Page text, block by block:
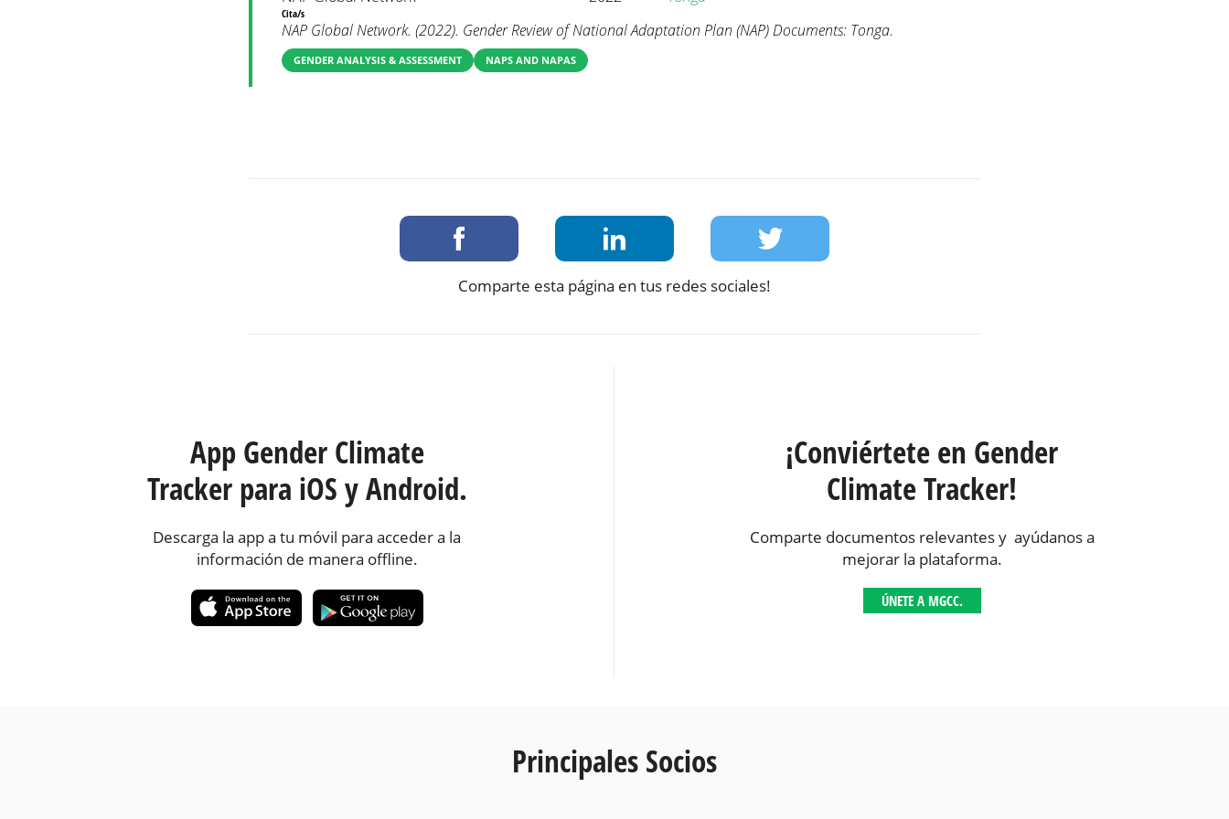
Cita/s
NAP Global Network. (2022). Gender Review of National Adaptation Plan (NAP) Documents: Tonga.
GENDER ANALYSIS & ASSESSMENT NAPS AND NAPAS
Comparte esta página en tus redes sociales!
App Gender Climate
Tracker para iOS y Android.
Descarga la app a tu móvil para acceder a la
información de manera offline.
¡Conviértete en Gender
Climate Tracker!
Comparte documentos relevantes y ayúdanos a
mejorar la plataforma.
ÚNETE A MGCC.
Principales Socios